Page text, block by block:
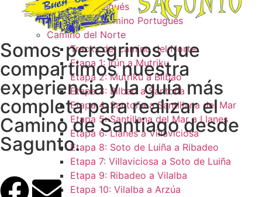
Camino Portugués
Tracks camino Portugués
Camino del Norte
Tracks del camino del Norte
Etapa 1: Irún a Mutriku
Etapa 2: Mutriku a Bilbao
Etapa 3: Bilbao a Santoña
Etapa 4: Santoña a Santillana del Mar
Etapa 5: Santillana del Mar a Llanes
Etapa 6: Llanes a Villaviciosa
Etapa 8: Soto de Luiña a Ribadeo
Etapa 7: Villaviciosa a Soto de Luiña
Etapa 9: Ribadeo a Vilalba
Etapa 10: Vilalba a Arzúa
Somos peregrinos que
compartimos nuestra
experiencia y la guía más
completa para realizar el
Camino de Santiago desde
Sagunto.